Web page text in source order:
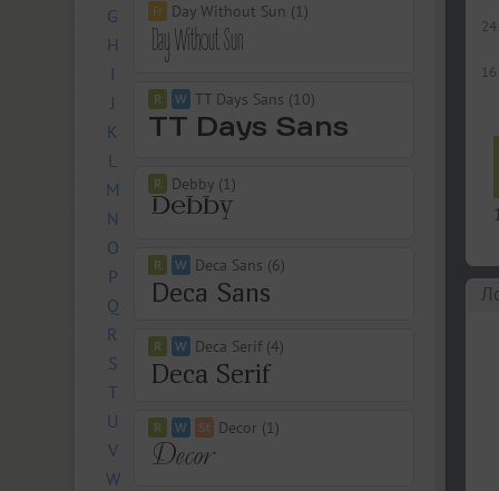
G
H
I
J
K
L
M
N
O
P
Q
R
S
T
U
V
W
Day Without Sun (1)
TT Days Sans (10)
Debby (1)
Deca Sans (6)
Deca Serif (4)
Decor (1)